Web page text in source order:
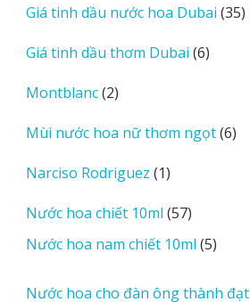
Giá tinh dầu nước hoa Dubai 3535
Giá tinh dầu thơm Dubai 66
Montblanc 22
phẩm
Mùi nước hoa nữ thơm ngọt 66
Narciso Rodriguez 11
phẩm
Nước hoa chiết 10ml 5757
sản
phẩm
Nước hoa nam chiết 10ml 55
phẩm
Nước hoa cho đàn ông thành đạt